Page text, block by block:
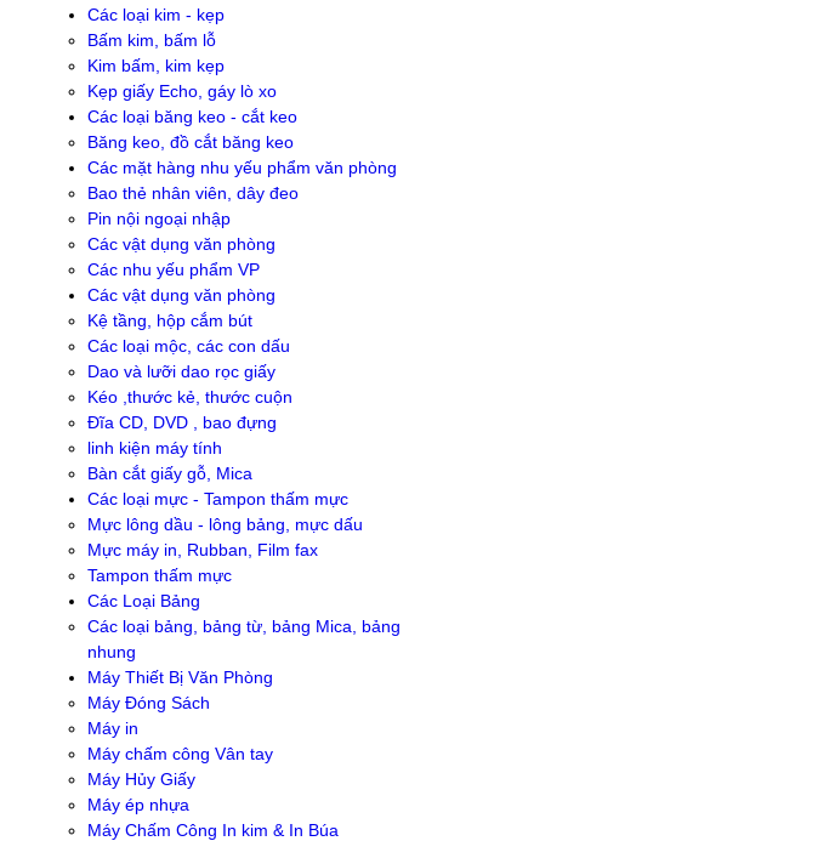
Các loại kim - kẹp
Bấm kim, bấm lỗ
Kim bấm, kim kẹp
Kẹp giấy Echo, gáy lò xo
Các loại băng keo - cắt keo
Băng keo, đồ cắt băng keo
Các mặt hàng nhu yếu phẩm văn phòng
Bao thẻ nhân viên, dây đeo
Pin nội ngoại nhập
Các vật dụng văn phòng
Các nhu yếu phẩm VP
Các vật dụng văn phòng
Kệ tầng, hộp cắm bút
Các loại mộc, các con dấu
Dao và lưỡi dao rọc giấy
Kéo ,thước kẻ, thước cuộn
Đĩa CD, DVD , bao đựng
linh kiện máy tính
Bàn cắt giấy gỗ, Mica
Các loại mực - Tampon thấm mực
Mực lông dầu - lông bảng, mực dấu
Mực máy in, Rubban, Film fax
Tampon thấm mực
Các Loại Bảng
Các loại bảng, bảng từ, bảng Mica, bảng
nhung
Máy Thiết Bị Văn Phòng
Máy Đóng Sách
Máy in
Máy chấm công Vân tay
Máy Hủy Giấy
Máy ép nhựa
Máy Chấm Công In kim & In Búa